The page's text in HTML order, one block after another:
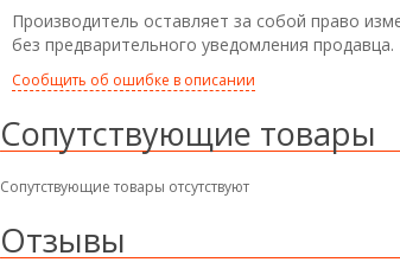
Производитель оставляет за собой право
без предварительного уведомления продавца.
Сообщить об ошибке в описании
Сопутствующие товары
Сопутствующие товары отсутствуют
Отзывы